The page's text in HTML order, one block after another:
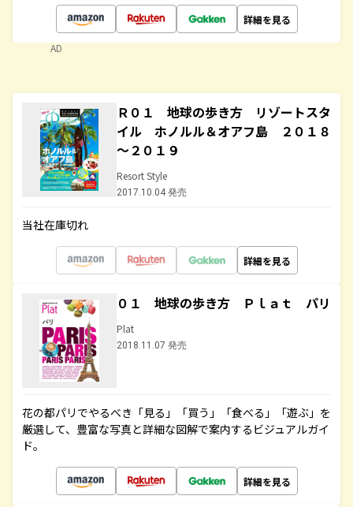
詳細を見る
AD
Ｒ０１ 地球の歩き方 リゾートスタ
イル ホノルル＆オアフ島 ２０１８
～２０１９
Resort Style
2017.10.04 発売
当社在庫切れ
詳細を見る
０１ 地球の歩き方 Ｐｌａｔ パリ
Plat
2018.11.07 発売
花の都パリでやるべき「見る」「買う」「食べる」「遊ぶ」を
厳選して、豊富な写真と詳細な図解で案内するビジュアルガイ
ド。
詳細を見る